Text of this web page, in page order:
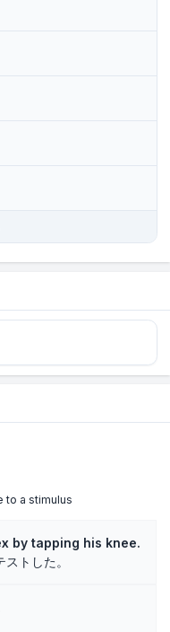
to a stimulus
by tapping his knee.
トした。